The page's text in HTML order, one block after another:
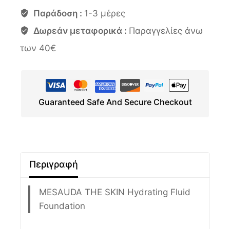
Παράδοση : 1-3 μέρες
Δωρεάν μεταφορικά : Παραγγελίες άνω
των 40€
Guaranteed Safe And Secure Checkout
Περιγραφή
MESAUDA THE SKIN Hydrating Fluid
Foundation